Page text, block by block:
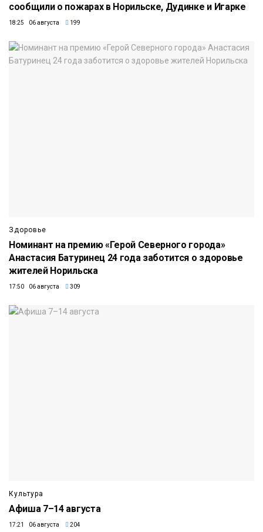
сообщили о пожарах в Норильске, Дудинке и Игарке
18:25 06 августа 199
Здоровье
Номинант на премию «Герой Северного города»
Анастасия Батуринец 24 года заботится о здоровье
жителей Норильска
17:50 06 августа 309
Культура
Афиша 7–14 августа
17:21 06 августа 204